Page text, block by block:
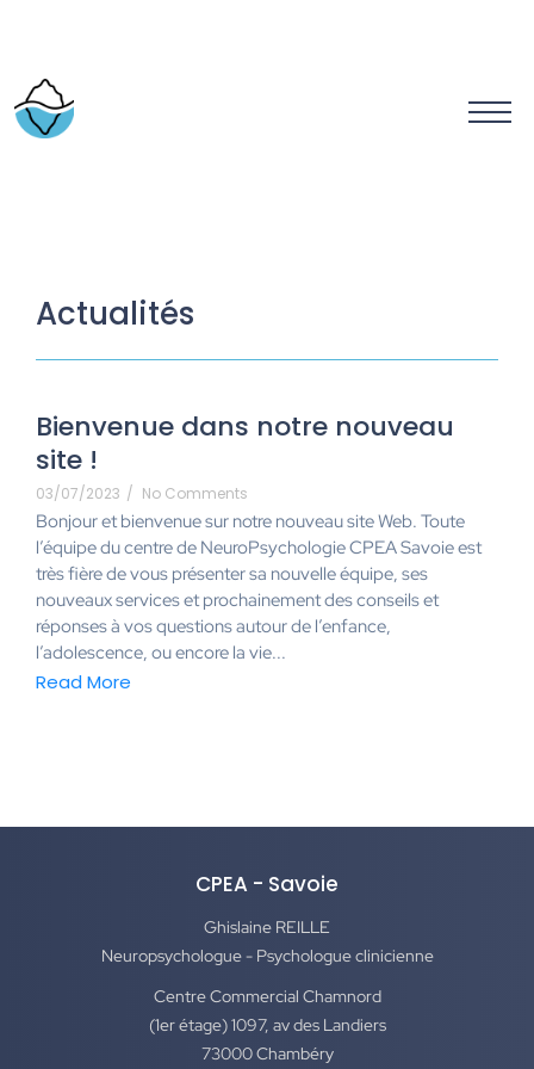
Actualités
Bienvenue dans notre nouveau
site !
03/07/2023 / No Comments
Bonjour et bienvenue sur notre nouveau site Web. Toute
l’équipe du centre de NeuroPsychologie CPEA Savoie est
très fière de vous présenter sa nouvelle équipe, ses
nouveaux services et prochainement des conseils et
réponses à vos questions autour de l’enfance,
l’adolescence, ou encore la vie...
Read More
CPEA - Savoie
Ghislaine REILLE
Neuropsychologue - Psychologue clinicienne
Centre Commercial Chamnord
(1er étage) 1097, av des Landiers
73000 Chambéry